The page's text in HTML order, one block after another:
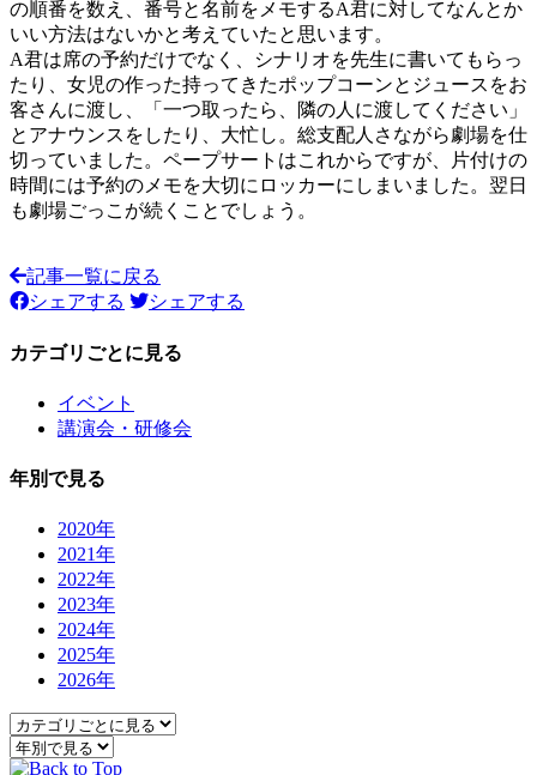
の順番を数え、番号と名前をメモするA君に対してなんとか
いい方法はないかと考えていたと思います。
A君は席の予約だけでなく、シナリオを先生に書いてもらっ
たり、女児の作った持ってきたポップコーンとジュースをお
客さんに渡し、「一つ取ったら、隣の人に渡してください」
とアナウンスをしたり、大忙し。総支配人さながら劇場を仕
切っていました。ペープサートはこれからですが、片付けの
時間には予約のメモを大切にロッカーにしまいました。翌日
も劇場ごっこが続くことでしょう。
記事一覧に戻る
シェアする
シェアする
カテゴリごとに見る
イベント
講演会・研修会
年別で見る
2020年
2021年
2022年
2023年
2024年
2025年
2026年